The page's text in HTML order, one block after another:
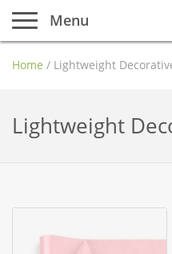
Menu
Home / Lightweight
Lightweight